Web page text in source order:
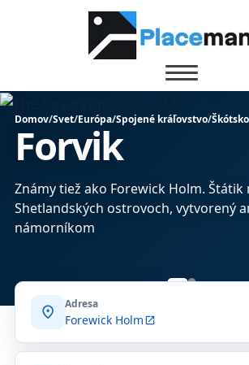
Domov/Svet/Európa/Spojené kráľovstvo/Škótsko
Forvik
Známy tiež ako Forewick Holm. Štátik
Shetlandských ostrovoch, vytvorený
námorníkom
location_on Adresa
Forewick Holmopen_in_new